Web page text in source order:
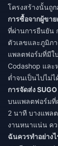
โครงสร้างนั้นถู
การซื้อจากผู้ขา
ที่ผ่านการยืนยัน
ตัวเลขและภูมิภ
แพลตฟอร์มที่มีใ
Codashop แล
ต่ำจนเป็นไปไม่ไ
การจัดส่ง
บนแพลตฟอร์มที่
2 นาที บางแพล
งานหนาแน่น คว
ฉันควรทำอย่าง